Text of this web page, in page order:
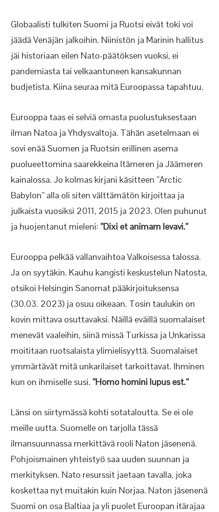
Globaalisti tulkiten Suomi ja Ruotsi eivät toki voi
jäädä Venäjän jalkoihin. Niinistön ja Marinin hallitus
jäi historiaan eilen Nato-päätöksen vuoksi, ei
pandemiasta tai velkaantuneen kansakunnan
budjetista. Kiina seuraa mitä Euroopassa tapahtuu.
Eurooppa taas ei selviä omasta puolustuksestaan
ilman Natoa ja Yhdysvaltoja. Tähän asetelmaan ei
sovi enää Suomen ja Ruotsin erillinen asema
puolueettomina saarekkeina Itämeren ja Jäämeren
kainalossa. Jo kolmas kirjani käsitteen ”Arctic
Babylon” alla oli siten välttämätön kirjoittaa ja
julkaista vuosiksi 2011, 2015 ja 2023. Olen puhunut
ja huojentanut mieleni: ”Dixi et animam levavi.”
Eurooppa pelkää vallanvaihtoa Valkoisessa talossa.
Ja on syytäkin. Kauhu kangisti keskustelun Natosta,
otsikoi Helsingin Sanomat pääkirjoituksensa
(30.03. 2023) ja osuu oikeaan. Tosin taulukin on
kovin mittava osuttavaksi. Näillä eväillä suomalaiset
menevät vaaleihin, siinä missä Turkissa ja Unkarissa
moititaan ruotsalaista ylimielisyyttä. Suomalaiset
ymmärtävät mitä unkarilaiset tarkoittavat. Ihminen
kun on ihmiselle susi. ”Homo homini lupus est.”
Länsi on siirtymässä kohti sotataloutta. Se ei ole
meille uutta. Suomelle on tarjolla tässä
ilmansuunnassa merkittävä rooli Naton jäsenenä.
Pohjoismainen yhteistyö saa uuden suunnan ja
merkityksen. Nato resurssit jaetaan tavalla, joka
koskettaa nyt muitakin kuin Norjaa. Naton jäsenenä
Suomi on osa Baltiaa ja yli puolet Euroopan itärajaa